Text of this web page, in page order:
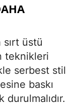
sırt üstü
teknikleri
serbest stil
baskı